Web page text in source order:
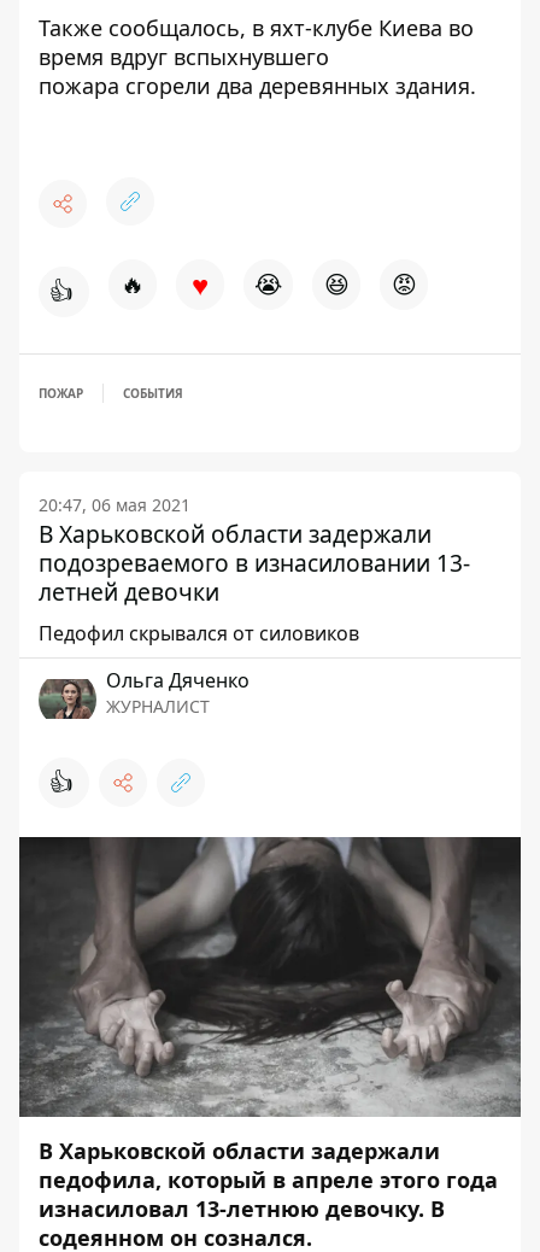
Также сообщалось, в яхт-клубе Киева во
время вдруг вспыхнувшего
пожара сгорели два деревянных здания.
👍 🔥 ♥ 😭 😆 😡
ПОЖАР СОБЫТИЯ
20:47, 06 мая 2021
В Харьковской области задержали
подозреваемого в изнасиловании 13-
летней девочки
Педофил скрывался от силовиков
Ольга Дяченко
ЖУРНАЛИСТ
👍
В Харьковской области задержали
педофила, который в апреле этого года
изнасиловал 13-летнюю девочку. В
содеянном он сознался.